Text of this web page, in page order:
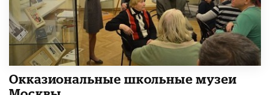
​Окказиональные школьные музеи